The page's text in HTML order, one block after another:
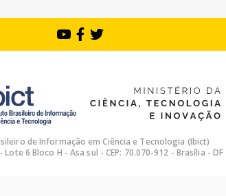
de Informação em Ciência e Tecnologia (Ibict)
Lote 6 Bloco H - Asa sul - CEP: 70.070-912 - Brasília - DF